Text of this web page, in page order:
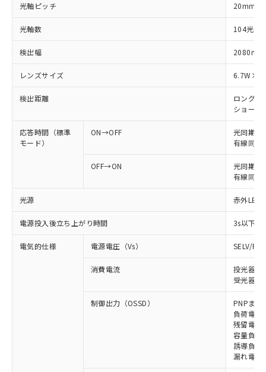
光軸ピッチ 20mm
光軸数 104光軸
検出幅 2080mm
レンズサイズ
検出距離
ロング
ショート
応答時間（標準
モード）
ON→OFF
光同期:
有線同期
OFF→ON
光同期:
有線同期
光源 赤外LED
電源投入後立ち上がり時間 3s以下
電気的仕様 電源電圧（Vs） SELV/
消費電流
投光器:
受光器:
制御出力（OSSD）
PNPまた
負荷電流
残留電圧
容量負荷
誘導負荷
漏れ電流